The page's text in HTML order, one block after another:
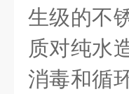
生级的不
质对纯水
消毒和循